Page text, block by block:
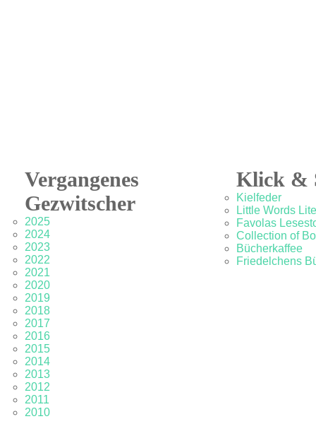
Vergangenes
Gezwitscher
2025
2024
2023
2022
2021
2020
2019
2018
2017
2016
2015
2014
2013
2012
2011
2010
Klick &
Kielfeder
Little Words
Favolas
Collection of
Bücherkaffee
Friedelchens